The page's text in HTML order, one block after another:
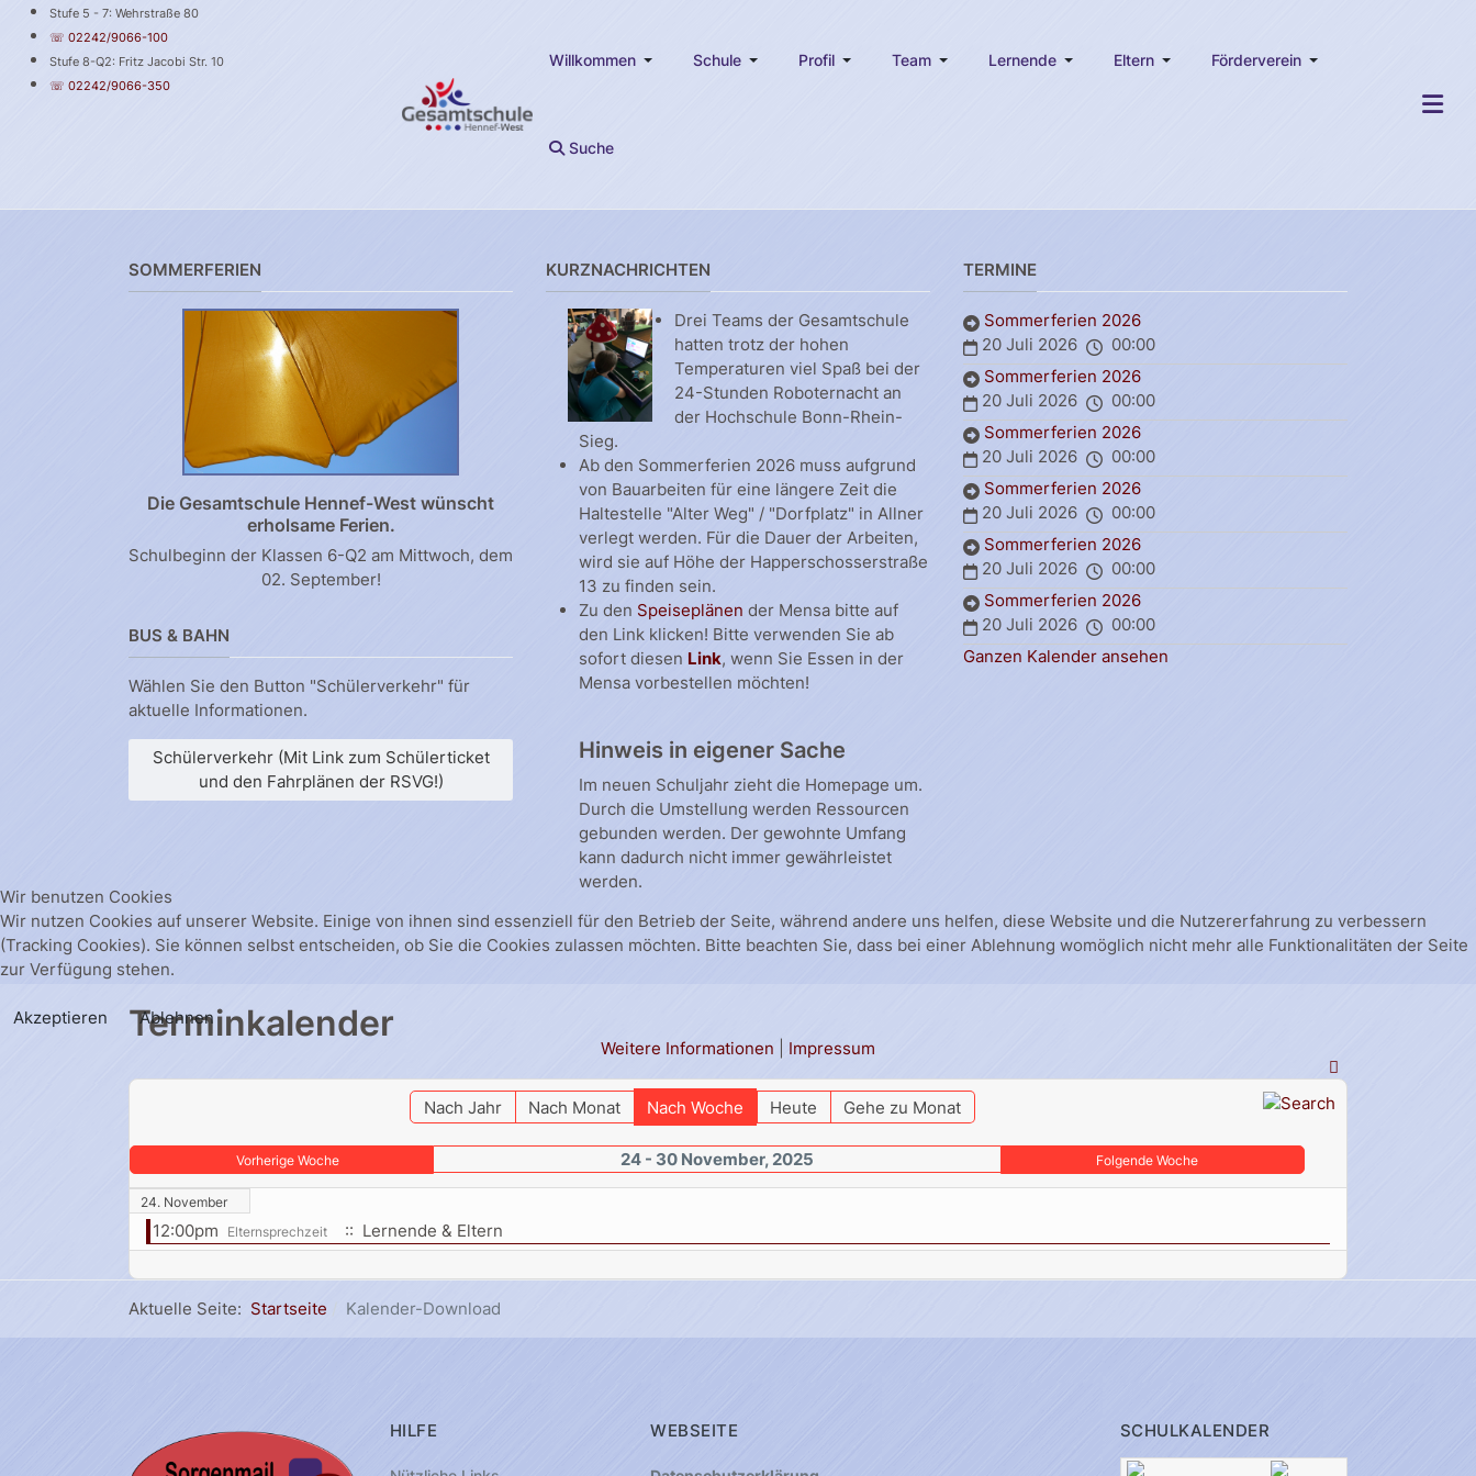
Stufe 5 - 7: Wehrstraße 80
☏ 02242/9066-100
Stufe 8-Q2: Fritz Jacobi Str. 10
☏ 02242/9066-350
Willkommen Schule Profil Team Lernende Eltern Förderverein
Suche
SOMMERFERIEN
Die Gesamtschule Hennef-West wünscht
erholsame Ferien.
Schulbeginn der Klassen 6-Q2 am Mittwoch, dem
02. September!
BUS & BAHN
Wählen Sie den Button "Schülerverkehr" für
aktuelle Informationen.
Schülerverkehr (Mit Link zum Schülerticket
und den Fahrplänen der RSVG!)
KURZNACHRICHTEN
Drei Teams der Gesamtschule
hatten trotz der hohen
Temperaturen viel Spaß bei der
24-Stunden Roboternacht an
der Hochschule Bonn-Rhein-
Sieg.
Ab den Sommerferien 2026 muss aufgrund
von Bauarbeiten für eine längere Zeit die
Haltestelle "Alter Weg" / "Dorfplatz" in Allner
verlegt werden. Für die Dauer der Arbeiten,
wird sie auf Höhe der Happerschosserstraße
13 zu finden sein.
Zu den Speiseplänen der Mensa bitte auf
den Link klicken! Bitte verwenden Sie ab
sofort diesen Link, wenn Sie Essen in der
Mensa vorbestellen möchten!
Hinweis in eigener Sache
Im neuen Schuljahr zieht die Homepage um.
Durch die Umstellung werden Ressourcen
gebunden werden. Der gewohnte Umfang
kann dadurch nicht immer gewährleistet
werden.
TERMINE
Sommerferien 2026
20 Juli 2026
00:00
Sommerferien 2026
20 Juli 2026
00:00
Sommerferien 2026
20 Juli 2026
00:00
Sommerferien 2026
20 Juli 2026
00:00
Sommerferien 2026
20 Juli 2026
00:00
Sommerferien 2026
20 Juli 2026
00:00
Ganzen Kalender ansehen
Terminkalender
Nach Jahr Nach Monat Nach Woche Heute Gehe zu Monat
Vorherige Woche 24 - 30 November, 2025 Folgende Woche
24. November
12:00pm Elternsprechzeit :: Lernende & Eltern
Aktuelle Seite: Startseite Kalender-Download
HILFE WEBSEITE SCHULKALENDER
Wir benutzen Cookies
Wir nutzen Cookies auf unserer Website. Einige von ihnen sind essenziell für den Betrieb der Seite, während andere uns helfen, diese Website und die Nutzererfahrung zu verbessern
(Tracking Cookies). Sie können selbst entscheiden, ob Sie die Cookies zulassen möchten. Bitte beachten Sie, dass bei einer Ablehnung womöglich nicht mehr alle Funktionalitäten der Seite
zur Verfügung stehen.
Akzeptieren
Ablehnen
Weitere Informationen
Impressum